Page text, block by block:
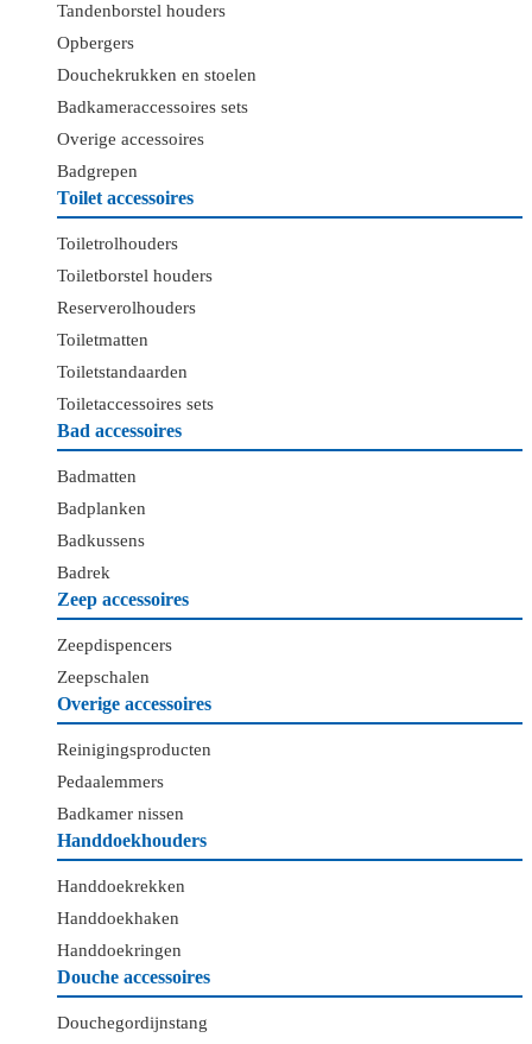
Tandenborstel houders
Opbergers
Douchekrukken en stoelen
Badkameraccessoires sets
Overige accessoires
Badgrepen
Toilet accessoires
Toiletrolhouders
Toiletborstel houders
Reserverolhouders
Toiletmatten
Toiletstandaarden
Toiletaccessoires sets
Bad accessoires
Badmatten
Badplanken
Badkussens
Badrek
Zeep accessoires
Zeepdispencers
Zeepschalen
Overige accessoires
Reinigingsproducten
Pedaalemmers
Badkamer nissen
Handdoekhouders
Handdoekrekken
Handdoekhaken
Handdoekringen
Douche accessoires
Douchegordijnstang